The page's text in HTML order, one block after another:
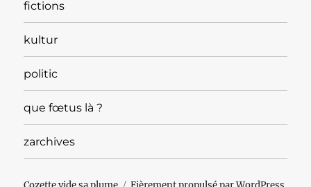
fictions
kultur
politic
que fœtus là ?
zarchives